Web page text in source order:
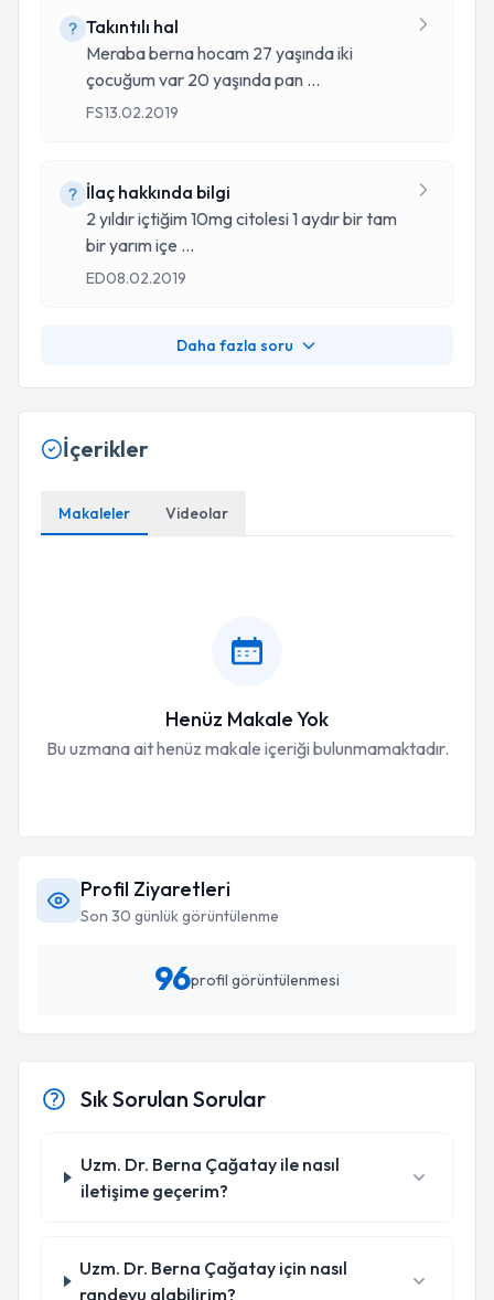
Takıntılı hal
Meraba berna hocam 27 yaşında iki
çocuğum var 20 yaşında pan ...
FS13.02.2019
İlaç hakkında bilgi
2 yıldır içtiğim 10mg citolesi 1 aydır bir tam
bir yarım içe ...
ED08.02.2019
Daha fazla soru
İçerikler
Makaleler Videolar
Henüz Makale Yok
Bu uzmana ait henüz makale içeriği bulunmamaktadır.
Profil Ziyaretleri
Son 30 günlük görüntülenme
96profil görüntülenmesi
Sık Sorulan Sorular
Uzm. Dr. Berna Çağatay ile nasıl
iletişime geçerim?
Uzm. Dr. Berna Çağatay için nasıl
randevu alabilirim?